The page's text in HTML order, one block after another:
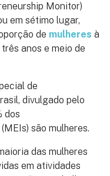
Monitor)
em sétimo lugar,
de mulheres à
anos e meio de
de
divulgado pelo
dos
são mulheres.
das mulheres
em atividades